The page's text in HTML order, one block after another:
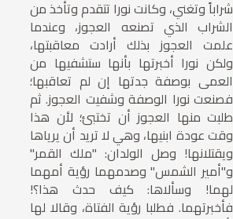
شراباً وتغني، وكانت نورا تتقدم وتأخذ من
الشراب الذي تصنعه العجوز، وعندما
علمت العجوز بذلك أرادت معاقبتها،
ولكن نورا أخبرتها بأنها ستشفيها من
العمى بوصفة جدتها إن لم تعاقبها؛
فصنعت نورا الوصفة وشفيت العجوز. ثم
طلبت منها العجوز أن تختبئ؛ لأن هذا
وقت عودة ابنيها، وهي لا تريد أن يرياها
ويقتلانها! وصل الولدان: "ملك القمر"
و"أمير الشمس" وصدمهما رؤية أمهما
لهما! وسألاها: كيف حدث هذا؟!
فأخبرتهما. فطلبا رؤية الفتاة، وقالا لها